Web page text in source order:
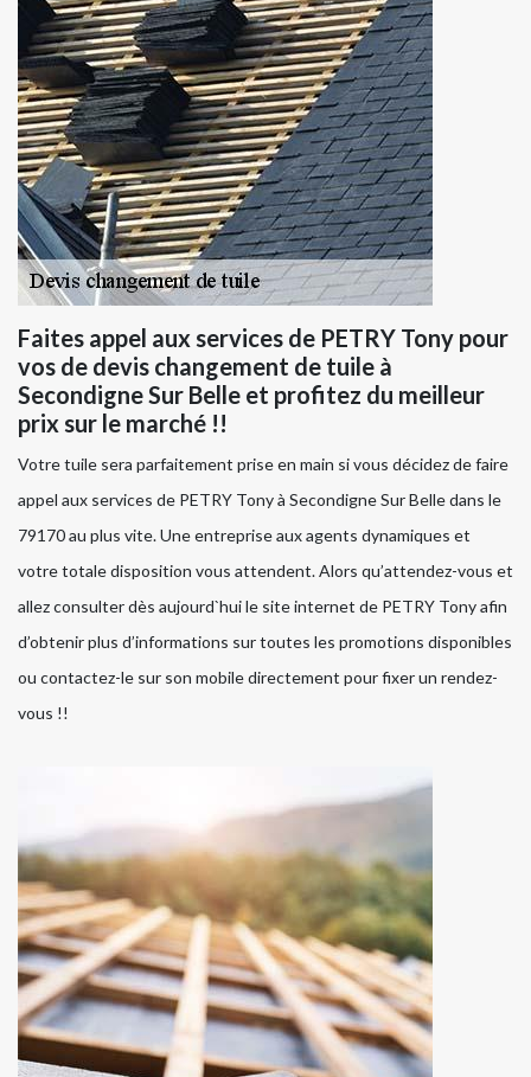
Faites appel aux services de PETRY Tony pour
vos de devis changement de tuile à
Secondigne Sur Belle et profitez du meilleur
prix sur le marché !!
Votre tuile sera parfaitement prise en main si vous décidez de faire
appel aux services de PETRY Tony à Secondigne Sur Belle dans le
79170 au plus vite. Une entreprise aux agents dynamiques et
votre totale disposition vous attendent. Alors qu’attendez-vous et
allez consulter dès aujourd`hui le site internet de PETRY Tony afin
d’obtenir plus d’informations sur toutes les promotions disponibles
ou contactez-le sur son mobile directement pour fixer un rendez-
vous !!